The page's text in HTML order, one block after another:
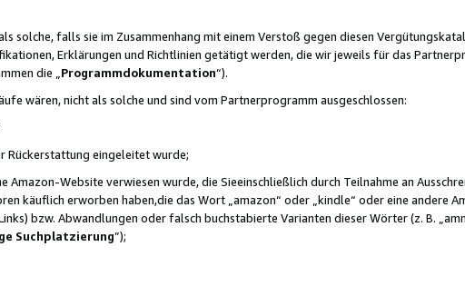
solche, falls sie im Zusammenhang mit einem Verstoß gegen diesen
Erklärungen und Richtlinien getätigt werden, die wir jeweils für das
die „ Programmdokumentation“).
wären, nicht als solche und sind vom Partnerprogramm ausgeschlossen:
Rückerstattung eingeleitet wurde;
Website verwiesen wurde, die Sieeinschließlich durch Teilnahme an
käuflich erworben haben,die das Wort „amazon“ oder „kindle“ oder eine andere
bzw. Abwandlungen oder falsch buchstabierte Varianten dieser Wörter (z. B.
Suchplatzierung”);